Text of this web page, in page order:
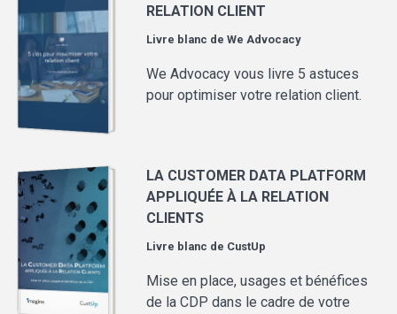
RELATION CLIENT
Livre blanc deWe Advocacy
We Advocacy vous livre 5 astuces
pour optimiser votre relation client.
LA CUSTOMER DATA PLATFORM
APPLIQUÉE À LA RELATION
CLIENTS
Livre blanc de CustUp
Mise en place, usages et bénéfices
de la CDP dans le cadre de votre